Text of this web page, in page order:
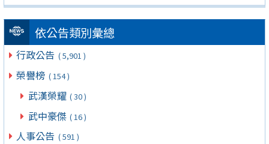
依公告類別彙總
行政公告 ( 5,901 )
榮譽榜 ( 154 )
武漢榮耀 ( 30 )
武中豪傑 ( 16 )
人事公告 ( 591 )